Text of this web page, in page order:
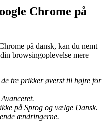
Chrome på
på dansk, kan du nemt
browsingoplevelse mere
tre prikker øverst til højre for
på Sprog og vælge Dansk.
ændringerne.